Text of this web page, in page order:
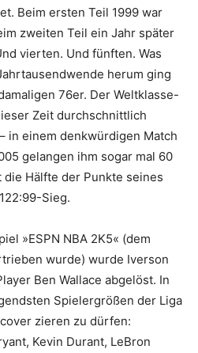
Beim ersten Teil 1999 war
zweiten Teil ein Jahr später
vierten. Und fünften. Was
herum ging
76er. Der Weltklasse-
Zeit durchschnittlich
in einem denkwürdigen Match
gelangen ihm sogar mal 60
die Hälfte der Punkte seines
Sieg.
»ESPN NBA 2K5« (dem
wurde) wurde Iverson
Ben Wallace abgelöst. In
Spielergrößen der Liga
zieren zu dürfen:
Kevin Durant, LeBron